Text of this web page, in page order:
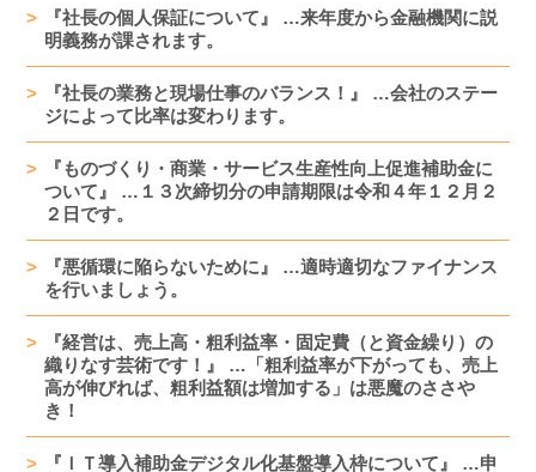
『社長の個人保証について』 …来年度から金融機関に説
明義務が課されます。
『社長の業務と現場仕事のバランス！』 …会社のステー
ジによって比率は変わります。
『ものづくり・商業・サービス生産性向上促進補助金に
ついて』 …１３次締切分の申請期限は令和４年１２月２
２日です。
『悪循環に陥らないために』 …適時適切なファイナンス
を行いましょう。
『経営は、売上高・粗利益率・固定費（と資金繰り）の
織りなす芸術です！』 …「粗利益率が下がっても、売上
高が伸びれば、粗利益額は増加する」は悪魔のささや
き！
『ＩＴ導入補助金デジタル化基盤導入枠について』 …申